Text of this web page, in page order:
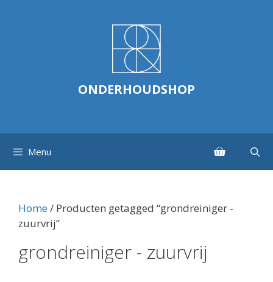
ONDERHOUDSHOP
Menu
Home/ Producten getagged “grondreiniger -
zuurvrij”
grondreiniger - zuurvrij